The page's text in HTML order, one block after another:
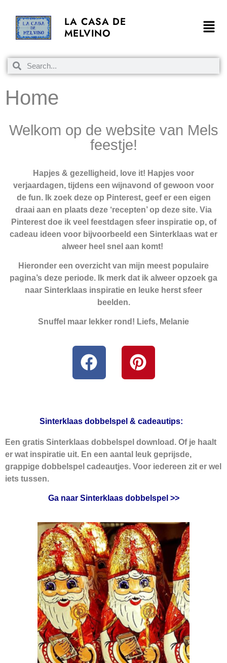
LA CASA DE
MELVINO
Home
Welkom op de website van Mels
feestje!
Hapjes & gezelligheid, love it! Hapjes voor
verjaardagen, tijdens een wijnavond of gewoon voor
de fun. Ik zoek deze op Pinterest, geef er een eigen
draai aan en plaats deze ‘recepten’ op deze site. Via
Pinterest doe ik veel feestdagen sfeer inspiratie op, of
cadeau ideen voor bijvoorbeeld een Sinterklaas wat er
alweer heel snel aan komt!
Hieronder een overzicht van mijn meest populaire
pagina’s deze periode. Ik merk dat ik alweer opzoek ga
naar Sinterklaas inspiratie en leuke herst sfeer
beelden.
Snuffel maar lekker rond! Liefs, Melanie
Sinterklaas dobbelspel & cadeautips:
Een gratis Sinterklaas dobbelspe l download. Of je haalt
er wat inspiratie uit. En een aantal leuk geprijsde,
grappige dobbelspel cadeautjes. Voor iedereen zit er wel
iets tussen.
Ga naar Sinterklaas dobbelspel >>